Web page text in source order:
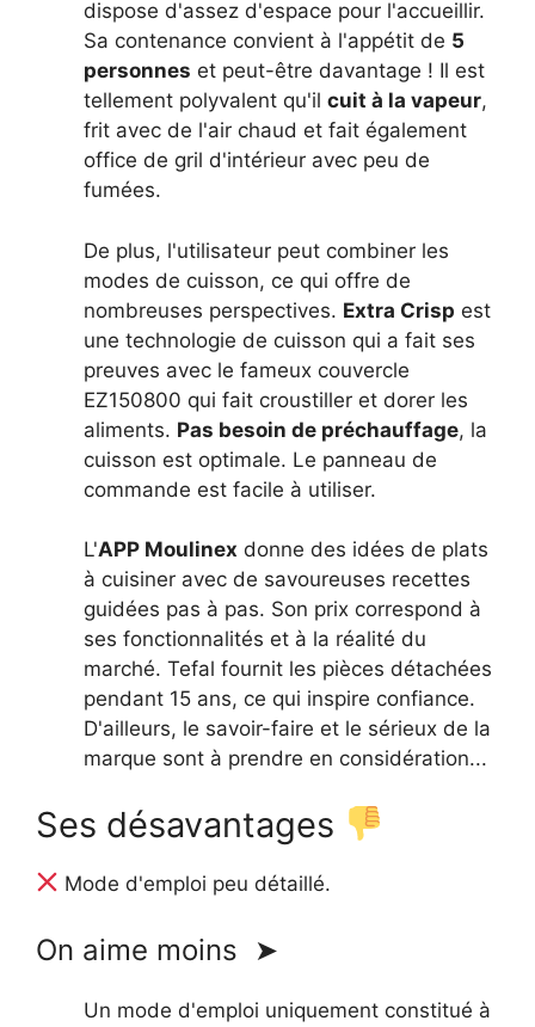
dispose d'assez d'espace pour l'accueillir.
Sa contenance convient à l'appétit de 5
personnes et peut-être davantage ! Il est
tellement polyvalent qu'il cuit à la vapeur,
frit avec de l'air chaud et fait également
office de gril d'intérieur avec peu de
fumées.
De plus, l'utilisateur peut combiner les
modes de cuisson, ce qui offre de
nombreuses perspectives. Extra Crisp est
une technologie de cuisson qui a fait ses
preuves avec le fameux couvercle
EZ150800 qui fait croustiller et dorer les
aliments. Pas besoin de préchauffage, la
cuisson est optimale. Le panneau de
commande est facile à utiliser.
L'APP Moulinex donne des idées de plats
à cuisiner avec de savoureuses recettes
guidées pas à pas. Son prix correspond à
ses fonctionnalités et à la réalité du
marché. Tefal fournit les pièces détachées
pendant 15 ans, ce qui inspire confiance.
D'ailleurs, le savoir-faire et le sérieux de la
marque sont à prendre en considération...
Ses désavantages
Mode d'emploi peu détaillé.
On aime moins ➤
Un mode d'emploi uniquement constitué à